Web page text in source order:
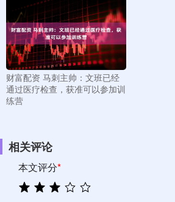
财富配资 马刺主帅：文班已经
通过医疗检查，获准可以参加训
练营
相关评论
本文评分*